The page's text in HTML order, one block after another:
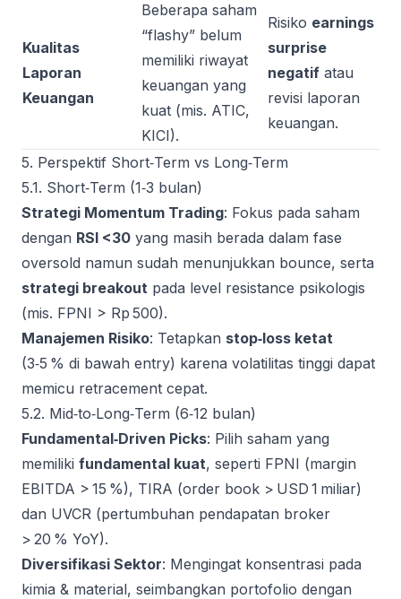
Kualitas
Laporan
Keuangan
Beberapa saham
“flashy” belum
memiliki riwayat
keuangan yang
kuat (mis. ATIC,
KICI).
Risiko earnings
surprise
negatif atau
revisi laporan
keuangan.
5. Perspektif Short‑Term vs Long‑Term
5.1. Short‑Term (1‑3 bulan)
Strategi Momentum Trading: Fokus pada saham
dengan RSI <30 yang masih berada dalam fase
oversold namun sudah menunjukkan bounce, serta
strategi breakout pada level resistance psikologis
(mis. FPNI > Rp 500).
Manajemen Risiko: Tetapkan stop‑loss ketat
(3‑5 % di bawah entry) karena volatilitas tinggi dapat
memicu retracement cepat.
5.2. Mid‑to‑Long‑Term (6‑12 bulan)
Fundamental‑Driven Picks: Pilih saham yang
memiliki fundamental kuat, seperti FPNI (margin
EBITDA > 15 %), TIRA (order book > USD 1 miliar)
dan UVCR (pertumbuhan pendapatan broker
> 20 % YoY).
Diversifikasi Sektor: Mengingat konsentrasi pada
kimia & material, seimbangkan portofolio dengan